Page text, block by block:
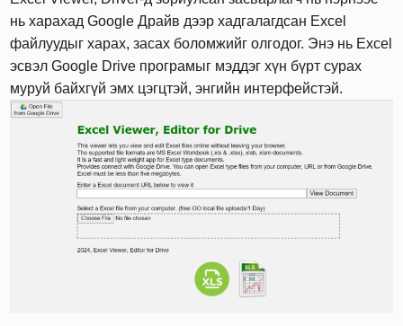
нь харахад Google Драйв дээр хадгалагдсан Excel
файлуудыг харах, засах боломжийг олгодог. Энэ нь Excel
эсвэл Google Drive програмыг мэддэг хүн бүрт сурах
муруй байхгүй эмх цэгцтэй, энгийн интерфейстэй.